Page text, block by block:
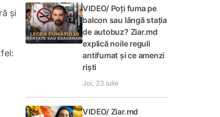
și
VIDEO/ Poți fuma pe
balcon sau lângă stația
de autobuz? Ziar.md
explică noile reguli
antifumat și ce amenzi
riști
Joi, 23 iulie
VIDEO/ Ziar.md